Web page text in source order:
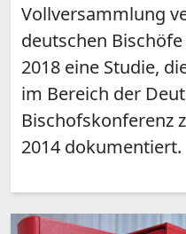
Vollversammlung
deutschen
2018 eine Studie,
im Bereich der
Bischofskonferenz
2014 dokumentiert.